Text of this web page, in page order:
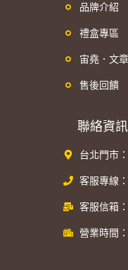
品牌介紹
禮盒專區
宙堯．文章
售後回饋
聯絡資訊
台北門市
客服專線
客服信箱
營業時間